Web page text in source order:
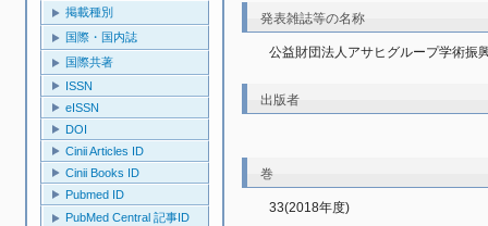
掲載種別
国際・国内誌
国際共著
ISSN
eISSN
DOI
Cinii Articles ID
Cinii Books ID
Pubmed ID
PubMed Central 記事ID
発表雑誌等の名称
公益財団法人アサヒグループ学術振
出版者
巻
33(2018年度)